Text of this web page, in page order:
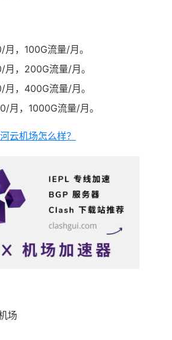
，100G流量/月。
，200G流量/月。
，400G流量/月。
月，1000G流量/月。
云机场怎么样？
场